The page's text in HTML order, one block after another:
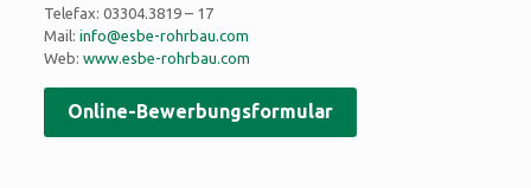
Telefax: 03304.3819 – 17
Mail: info@esbe-rohrbau.com
Web: www.esbe-rohrbau.com
Online-Bewerbungsformular